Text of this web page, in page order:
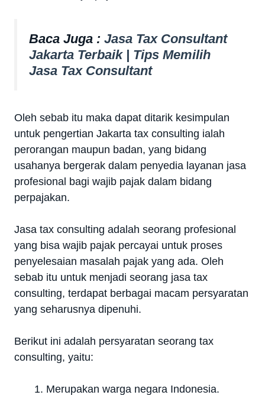
Baca Juga : Jasa Tax Consultant
Jakarta Terbaik | Tips Memilih
Jasa Tax Consultant
Oleh sebab itu maka dapat ditarik kesimpulan
untuk pengertian Jakarta tax consulting ialah
perorangan maupun badan, yang bidang
usahanya bergerak dalam penyedia layanan jasa
profesional bagi wajib pajak dalam bidang
perpajakan.
Jasa tax consulting adalah seorang profesional
yang bisa wajib pajak percayai untuk proses
penyelesaian masalah pajak yang ada. Oleh
sebab itu untuk menjadi seorang jasa tax
consulting, terdapat berbagai macam persyaratan
yang seharusnya dipenuhi.
Berikut ini adalah persyaratan seorang tax
consulting, yaitu:
Merupakan warga negara Indonesia.